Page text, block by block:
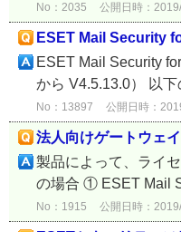
No：2035 公開日時：
ESET Mail Security
ESET Mail Security
から V4.5.13.0） 以
No：13897 公開日時：
法人向けゲートウェ
製品によって、ライ
の場合 ① ESET Mail
No：1915 公開日時：